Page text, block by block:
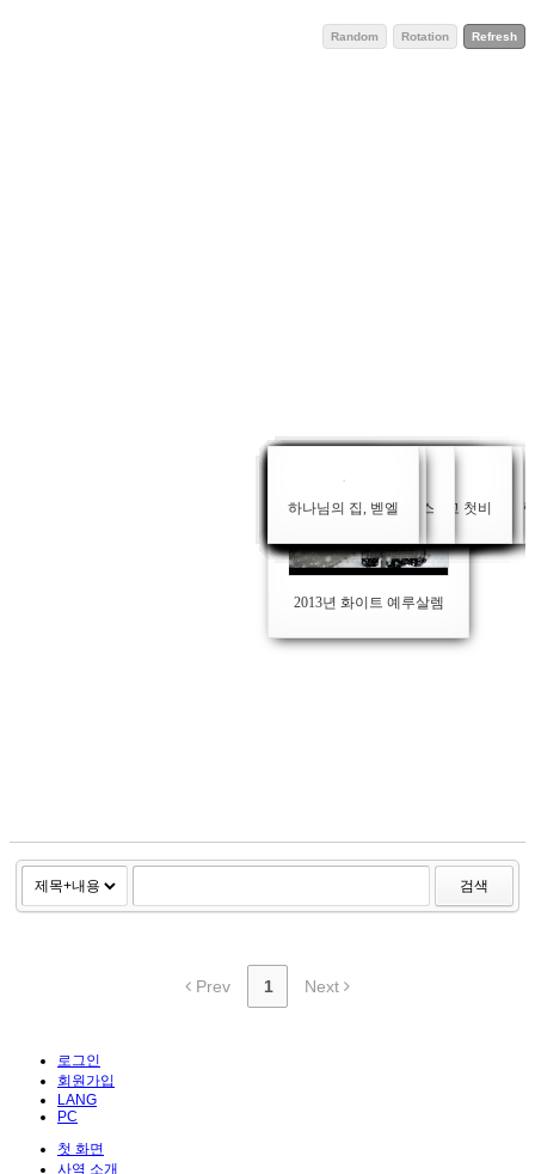
Random Rotation Refresh
하나님의 집, 벧엘
예루살렘의 성전산
베들레헴의 크리스마스
갈릴리 해변
축복의 산, 그리심산 그리고 첫비
히브리대...
정통 유대인의 마을, 메아 쉐아림
푸른 광야와 풀을 뜯는 양떼
예수님 시대를 재현한 나사렛 마을
갈릴리 바다 위의 선상에서
갈릴리 풍경의 극치, 아르벨 절벽
이스라엘의 꽃피는 3월
네게브 사막 여행 3박4일 (1)
네게브 사막 여행 3박4일 (2)
2013년 화이트 예루살렘
아랍 커피와 바리스타 (라말라)
또다른 세상, 라말라 거리(2)
또다른 세상, 라말라 거리(1)
로쉬 하샤나(유대인의 새해)의 예루살
욤 키푸르(대속죄일)의 예루살렘
검색
Prev 1 Next
로그인
회원가입
LANG
PC
첫 화면
사역 소개